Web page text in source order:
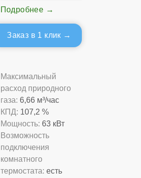
Подробнее
Заказ в 1 клик
Максимальный
расход природного
газа: 6,66 м³/час
КПД: 107,2 %
Мощность: 63 кВт
Возможность
подключения
комнатного
термостата: есть